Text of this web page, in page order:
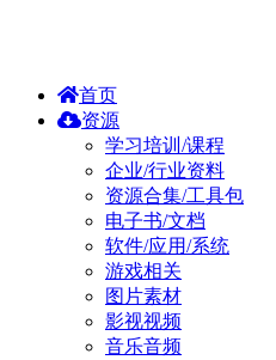
首页
资源
学习培训/课程
企业/行业资料
资源合集/工具包
电子书/文档
软件/应用/系统
游戏相关
图片素材
影视视频
音乐音频